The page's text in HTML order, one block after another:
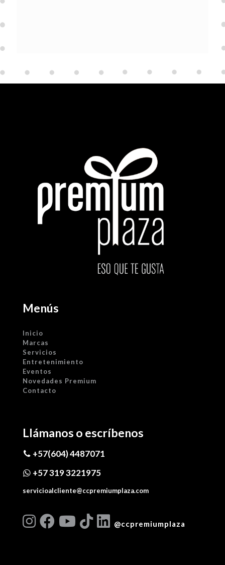
Menús
Inicio
Marcas
Servicios
Entretenimiento
Eventos
Novedades Premium
Contacto
Llámanos o escríbenos
+57(604) 4487071
+57 319 3221975
servicioalcliente@ccpremiumplaza.com
@ccpremiumplaza